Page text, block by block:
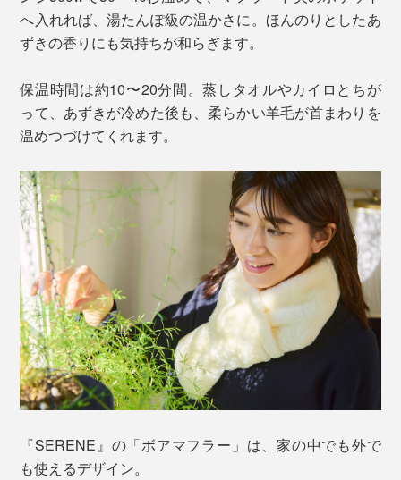
へ入れれば、湯たんぽ級の温かさに。ほんのりとしたあ
ずきの香りにも気持ちが和らぎます。
保温時間は約10〜20分間。蒸しタオルやカイロとちが
って、あずきが冷めた後も、柔らかい羊毛が首まわりを
温めつづけてくれます。
『SERENE』の「ボアマフラー」は、家の中でも外で
も使えるデザイン。